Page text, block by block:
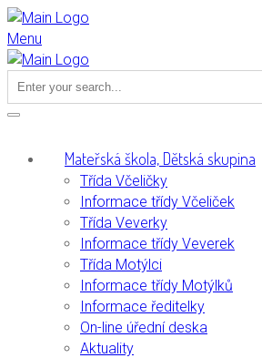
Menu
Mateřská škola, Dětská skupina
Třída Včeličky
Informace třídy Včeliček
Třída Veverky
Informace třídy Veverek
Třída Motýlci
Informace třídy Motýlků
Informace ředitelky
On-line úřední deska
Aktuality